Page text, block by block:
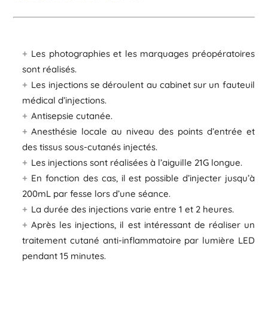
Les photographies et les marquages préopératoires
sont réalisés.
Les injections se déroulent au cabinet sur un fauteuil
médical d’injections.
Antisepsie cutanée.
Anesthésie locale au niveau des points d’entrée et
des tissus sous-cutanés injectés.
Les injections sont réalisées à l’aiguille 21G longue.
En fonction des cas, il est possible d’injecter jusqu’à
200mL par fesse lors d’une séance.
La durée des injections varie entre 1 et 2 heures.
Après les injections, il est intéressant de réaliser un
traitement cutané anti-inflammatoire par lumière LED
pendant 15 minutes.